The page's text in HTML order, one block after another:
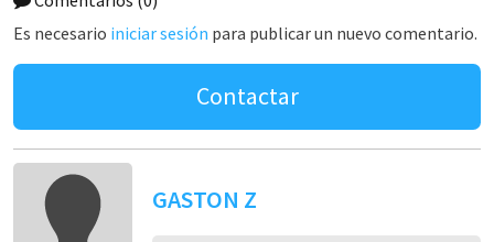
Es necesario iniciar sesión para publicar un nuevo comentario.
Contactar
GASTON Z